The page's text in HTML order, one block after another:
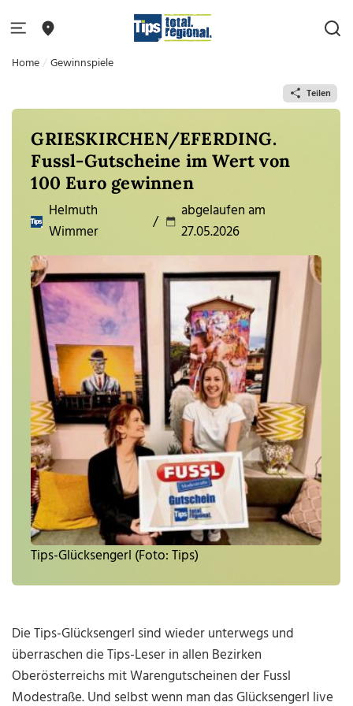
Home Gewinnspiele
Teilen
GRIESKIRCHEN/EFERDING.
Fussl-Gutscheine im Wert von
100 Euro gewinnen
Helmuth
Wimmer
/
abgelaufen am
27.05.2026
Tips-Glücksengerl (Foto: Tips)
Die Tips-Glücksengerl sind wieder unterwegs und
überraschen die Tips-Leser in allen Bezirken
Oberösterreichs mit Warengutscheinen der Fussl
Modestraße. Und selbst wenn man das Glücksengerl live